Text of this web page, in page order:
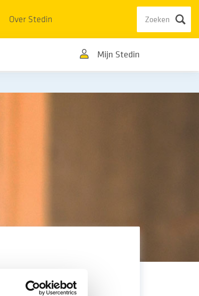
Over Stedin
Mijn Stedin